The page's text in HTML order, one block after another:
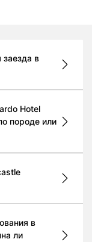
в
Hotel
породе или
в
ли